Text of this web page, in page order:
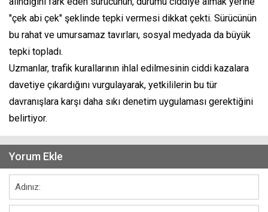
"çek abi çek" şeklinde tepki vermesi dikkat çekti. Sürücünün
bu rahat ve umursamaz tavırları, sosyal medyada da büyük
tepki topladı.
Uzmanlar, trafik kurallarının ihlal edilmesinin ciddi kazalara
davetiye çıkardığını vurgulayarak, yetkililerin bu tür
davranışlara karşı daha sıkı denetim uygulaması gerektiğini
belirtiyor.
Yorum Ekle